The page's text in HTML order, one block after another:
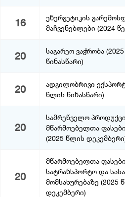
16
ენერგეტიკის
მაჩვენებლები (2024
20
საგარეო ვაჭრობა
წინასწარი)
20
ადგილობრივი
წლის წინასწარი)
20
სამრეწველო
მწარმოებელთა
(2025 წლის
20
მწარმოებელთა
სატრანსპორტო და
მომსახურებაზე (2025
დეკემბერი)